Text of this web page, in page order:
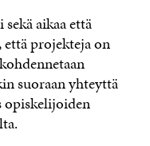
aikaa että
että projekteja on
suoraan yhteyttä